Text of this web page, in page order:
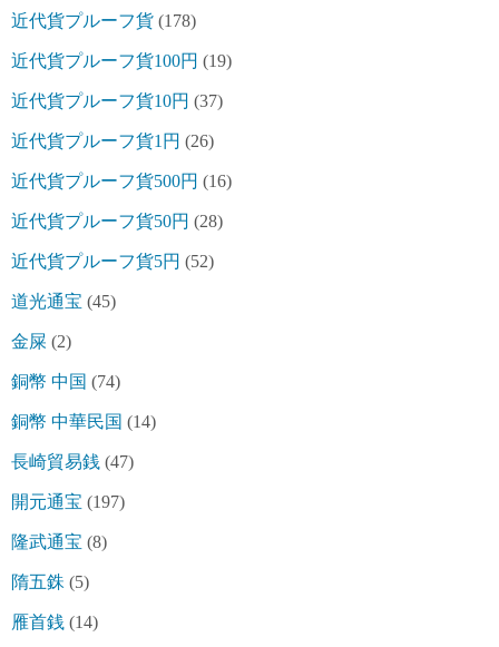
近代貨プルーフ貨 (178)
近代貨プルーフ貨100円 (19)
近代貨プルーフ貨10円 (37)
近代貨プルーフ貨1円 (26)
近代貨プルーフ貨500円 (16)
近代貨プルーフ貨50円 (28)
近代貨プルーフ貨5円 (52)
道光通宝 (45)
金屎 (2)
銅幣 中国 (74)
銅幣 中華民国 (14)
長崎貿易銭 (47)
開元通宝 (197)
隆武通宝 (8)
隋五銖 (5)
雁首銭 (14)